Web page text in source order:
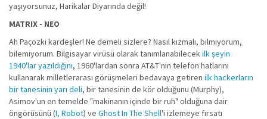
yaşıyorsunuz, Harikalar Diyarında değil!
MATRIX - NEO
Ah Paçozki kardeşler! Ne demeli sizlere? Nasıl kızmalı, bilmiyorum,
bilemiyorum. Bilgisayar virüsü olarak tanımlanabilecekilk şeyin
1940'lar yazıldığını, 1960'lardan sonra AT&T'nin telefon hatlarını
kullanarak milletlerarası görüşmeleri bedavaya getiren ilk hackerların
bir tanesinin yarı deli, bir tanesinin de kör olduğunu (Murphy),
Asimov'un en temelde "makinanın içinde bir ruh" olduğuna dair
öngörüsünü (I, Robot) ve Ghost In The Shell'i izlemeye fırsatı